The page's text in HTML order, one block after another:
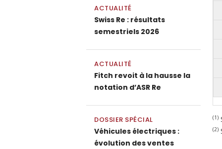
ACTUALITÉ
Swiss Re : résultats
semestriels 2026
ACTUALITÉ
Fitch revoit à la hausse la
notation d’ASR Re
DOSSIER SPÉCIAL
Véhicules électriques :
évolution des ventes
(1)
(2)